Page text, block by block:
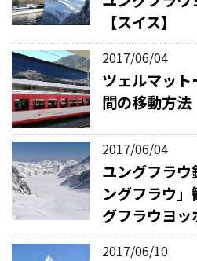
【スイス】
2017/06/04
ツェルマッ
間の移動方法
2017/06/04
ユングフラ
ングフラウ
グフラウヨッ
2017/06/10